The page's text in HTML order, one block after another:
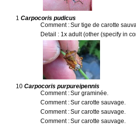
1 Carpocoris pudicus
Comment :Sur tige de carotte
Detail : 1x adult (other (specify in
10 Carpocoris purpureipennis
Comment :Sur graminée.
Comment :Sur carotte sauvage.
Comment :Sur carotte sauvage.
Comment :Sur carotte sauvage.